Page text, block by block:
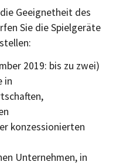
Geeignetheit des
Sie die Spielgeräte
2019: bis zu zwei)
in
konzessionierten
Unternehmen, in